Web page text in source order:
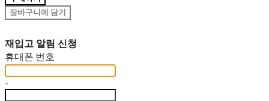
장바구니에 담기
재입고 알림 신청
휴대폰 번호
-